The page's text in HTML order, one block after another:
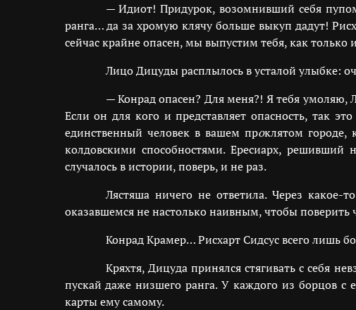
— Идиот! Придурок, возомнивший себя
ранга… да за хромую клячу больше выкуп дадут!
сейчас крайне опасен, мы выпустим тебя, как только
Лицо Дицуды расплылось в усталой улыбке:
— Конрад опасен? Для меня?! Я тебя умоляю,
Если он для кого и представляет опасность, так
единственный человек в вашем проклятом городе,
колдовскими способностями. Ересиарх, решивший
случалось в истории, поверь, и не раз.
Лястяша ничего не ответила. Через
оказавшемся не настолько наивным, чтобы поверить
Конрад Крамер… Рисхарт Сидсус всего лишь
Кряхтя, Дицуда принялся стягивать с себя
пускай даже низшего ранга. У каждого из борцов с
карты ему самому.